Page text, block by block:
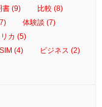
書 (9)
比較 (8)
体験談 (7)
カ (5)
(4)
ビジネス (2)